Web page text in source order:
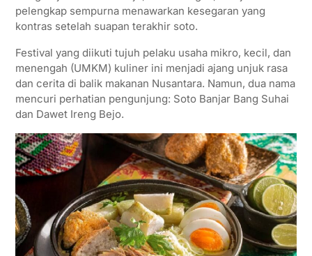
pelengkap sempurna menawarkan kesegaran yang
kontras setelah suapan terakhir soto.
Festival yang diikuti tujuh pelaku usaha mikro, kecil, dan
menengah (UMKM) kuliner ini menjadi ajang unjuk rasa
dan cerita di balik makanan Nusantara. Namun, dua nama
mencuri perhatian pengunjung: Soto Banjar Bang Suhai
dan Dawet Ireng Bejo.